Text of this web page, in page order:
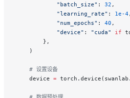
            "batch_size"
: 32 ,
            "learning_rate"
: 1e-4,
            "num_epochs"
: 40 ,
            "device"
: "cuda" if
        },
    )
    # 设置设备
    device
=